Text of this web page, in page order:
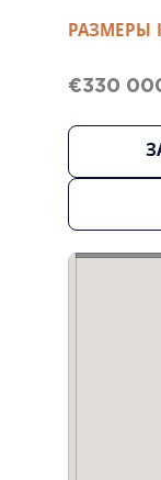
РАЗМЕРЫ
€330
https://
Copyright ©